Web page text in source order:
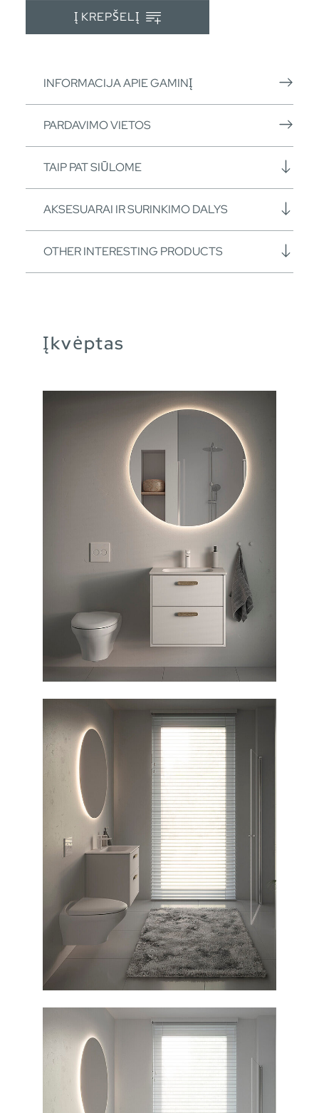
Į KREPŠELĮ
INFORMACIJA APIE GAMINĮ
PARDAVIMO VIETOS
TAIP PAT SIŪLOME
AKSESUARAI IR SURINKIMO DALYS
OTHER INTERESTING PRODUCTS
Įkvėptas